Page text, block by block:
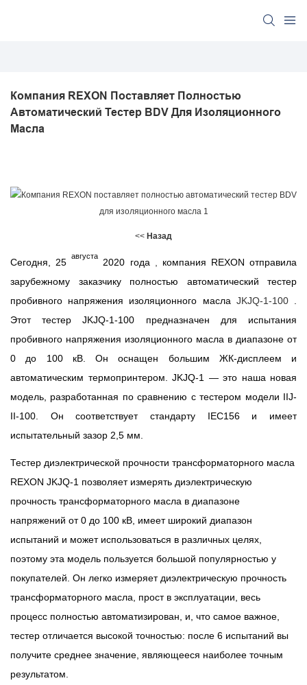
Компания REXON Поставляет Полностью
Автоматический Тестер BDV Для Изоляционного
Масла
<< Назад
Сегодня, 25
августа
2020 года, компания REXON отправила
зарубежному заказчику полностью автоматический тестер
пробивного напряжения изоляционного маслаJKJQ-1-100 .
Этот тестер
JKJQ-1-100
предназначен для испытания
пробивного напряжения изоляционного масла в диапазоне от
0 до 100 кВ. Он оснащен большим ЖК-дисплеем и
автоматическим термопринтером. JKJQ-1 — это наша новая
модель, разработанная по сравнению с тестером модели IIJ-
II-100. Он соответствует стандарту IEC156 и имеет
испытательный зазор 2,5 мм.
Тестер диэлектрической прочности трансформаторного масла
REXON JKJQ-1 позволяет измерять диэлектрическую
прочность трансформаторного масла в диапазоне
напряжений от 0 до 100 кВ, имеет широкий диапазон
испытаний и может использоваться в различных целях,
поэтому эта модель пользуется большой популярностью у
покупателей. Он легко измеряет диэлектрическую прочность
трансформаторного масла, прост в эксплуатации, весь
процесс полностью автоматизирован, и, что самое важное,
тестер отличается высокой точностью: после 6 испытаний вы
получите среднее значение, являющееся наиболее точным
результатом.